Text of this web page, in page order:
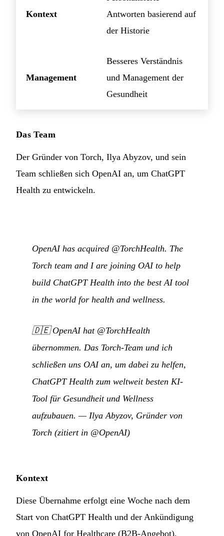
Kontext
Antworten basierend auf
der Historie
Management
Besseres Verständnis
und Management der
Gesundheit
Das Team
Der Gründer von Torch, Ilya Abyzov, und sein
Team schließen sich OpenAI an, um ChatGPT
Health zu entwickeln.
OpenAI has acquired @TorchHealth. The
Torch team and I are joining OAI to help
build ChatGPT Health into the best AI tool
in the world for health and wellness.
🇩🇪OpenAI hat @TorchHealth
übernommen. Das Torch-Team und ich
schließen uns OAI an, um dabei zu helfen,
ChatGPT Health zum weltweit besten KI-
Tool für Gesundheit und Wellness
aufzubauen. — Ilya Abyzov, Gründer von
Torch (zitiert in @OpenAI)
Kontext
Diese Übernahme erfolgt eine Woche nach dem
Start von ChatGPT Health und der Ankündigung
von OpenAI for Healthcare (B2B-Angebot).